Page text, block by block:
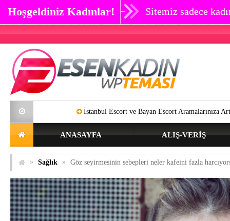
Hoşgeldiniz Kadınlar! Sitemiz sadece
İstanbul Escort ve Bayan Escort Aramalarınıza Artık SON
ANASAYFA ALIŞ-VERIŞ
» Sağlık » Göz seyirmesinin sebepleri neler kafeini fazla